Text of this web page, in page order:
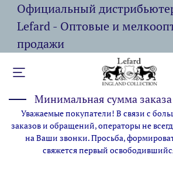
Официальный
Lefard - Оптовые и
продажи
Минимальная сумма заказа
Уважаемые покупатели! В связи с
заказов и обращений, операторы не
на Ваши звонки. Просьба,
свяжется первый